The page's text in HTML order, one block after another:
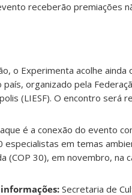
receberão premiações
o Experimenta acolhe ainda
país, organizado pela
(LIESF). O encontro será
é a conexão do evento
especialistas em temas
(COP 30), em novembro, na
Secretaria de